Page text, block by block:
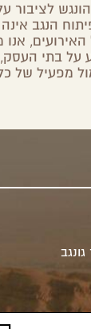
לציבור
הנגב
אנו
על בתי
מפעיל של